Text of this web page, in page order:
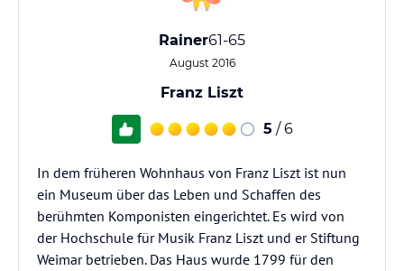
Rainer61-65
August 2016
Franz Liszt
5 / 6
In dem früheren Wohnhaus von Franz Liszt ist nun
ein Museum über das Leben und Schaffen des
berühmten Komponisten eingerichtet. Es wird von
der Hochschule für Musik Franz Liszt und er Stiftung
Weimar betrieben. Das Haus wurde 1799 für den